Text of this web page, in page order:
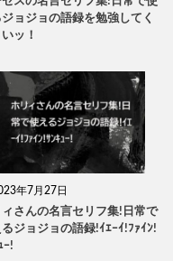
ジョジョの語録を勉強してく
ッ！
年7月27日
さんの名言セリフ集!日常で
ジョジョの語録!ｲｴｰｲ!ﾌｧｲﾝ!
ｰ!